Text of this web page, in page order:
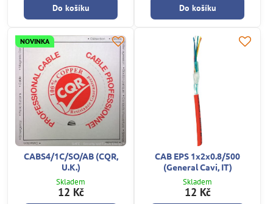
Do košíku Do košíku
NOVINKA
CABS4/1C/SO/AB (CQR,
U.K.)
Skladem
12 Kč
CAB EPS 1x2x0.8/500
(General Cavi, IT)
Skladem
12 Kč